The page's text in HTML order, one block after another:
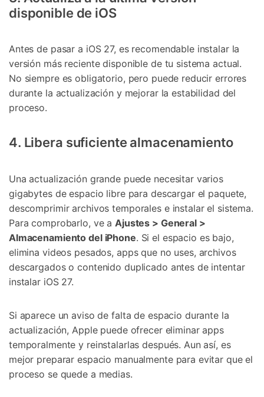
disponible de iOS
Antes de pasar a iOS 27, es recomendable instalar la
versión más reciente disponible de tu sistema actual.
No siempre es obligatorio, pero puede reducir errores
durante la actualización y mejorar la estabilidad del
proceso.
4. Libera suficiente almacenamiento
Una actualización grande puede necesitar varios
gigabytes de espacio libre para descargar el paquete,
descomprimir archivos temporales e instalar el sistema.
Para comprobarlo, ve a Ajustes > General >
Almacenamiento del iPhone. Si el espacio es bajo,
elimina videos pesados, apps que no uses, archivos
descargados o contenido duplicado antes de intentar
instalar iOS 27.
Si aparece un aviso de falta de espacio durante la
actualización, Apple puede ofrecer eliminar apps
temporalmente y reinstalarlas después. Aun así, es
mejor preparar espacio manualmente para evitar que el
proceso se quede a medias.